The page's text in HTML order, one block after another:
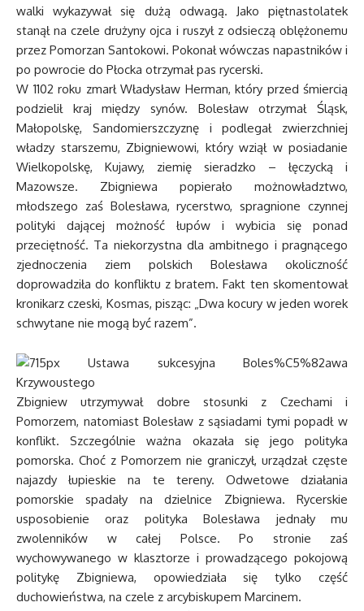
walki wykazywał się dużą odwagą. Jako piętnastolatek
stanął na czele drużyny ojca i ruszył z odsieczą oblężonemu
przez Pomorzan Santokowi. Pokonał wówczas napastników i
po powrocie do Płocka otrzymał pas rycerski.
W 1102 roku zmarł Władysław Herman, który przed śmiercią
podzielił kraj między synów. Bolesław otrzymał Śląsk,
Małopolskę, Sandomierszczyznę i podlegał zwierzchniej
władzy starszemu, Zbigniewowi, który wziął w posiadanie
Wielkopolskę, Kujawy, ziemię sieradzko – łęczycką i
Mazowsze. Zbigniewa popierało możnowładztwo,
młodszego zaś Bolesława, rycerstwo, spragnione czynnej
polityki dającej możność łupów i wybicia się ponad
przeciętność. Ta niekorzystna dla ambitnego i pragnącego
zjednoczenia ziem polskich Bolesława okoliczność
doprowadziła do konfliktu z bratem. Fakt ten skomentował
kronikarz czeski, Kosmas, pisząc: „Dwa kocury w jeden worek
schwytane nie mogą być razem”.
Zbigniew utrzymywał dobre stosunki z Czechami i
Pomorzem, natomiast Bolesław z sąsiadami tymi popadł w
konflikt. Szczególnie ważna okazała się jego polityka
pomorska. Choć z Pomorzem nie graniczył, urządzał częste
najazdy łupieskie na te tereny. Odwetowe działania
pomorskie spadały na dzielnice Zbigniewa. Rycerskie
usposobienie oraz polityka Bolesława jednały mu
zwolenników w całej Polsce. Po stronie zaś
wychowywanego w klasztorze i prowadzącego pokojową
politykę Zbigniewa, opowiedziała się tylko część
duchowieństwa, na czele z arcybiskupem Marcinem.